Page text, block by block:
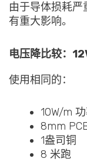
由于导体损耗
有重大影响。
电压降比较：
使用相同的：
10W/m
8mm
1盎司铜
8 米跑